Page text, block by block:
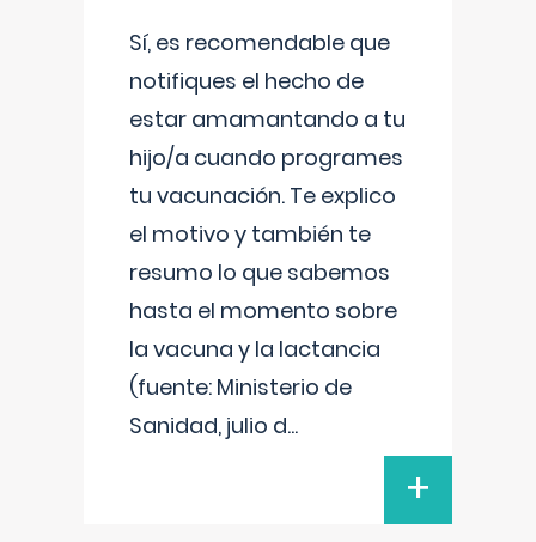
Sí, es recomendable que
notifiques el hecho de
estar amamantando a tu
hijo/a cuando programes
tu vacunación. Te explico
el motivo y también te
resumo lo que sabemos
hasta el momento sobre
la vacuna y la lactancia
(fuente: Ministerio de
Sanidad, julio d...
+